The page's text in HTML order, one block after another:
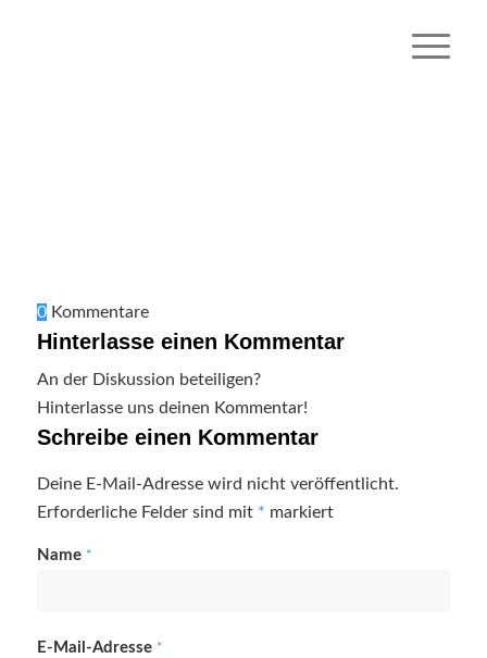
0 Kommentare
Hinterlasse einen Kommentar
An der Diskussion beteiligen?
Hinterlasse uns deinen Kommentar!
Schreibe einen Kommentar
Deine E-Mail-Adresse wird nicht veröffentlicht.
Erforderliche Felder sind mit * markiert
Name *
E-Mail-Adresse *